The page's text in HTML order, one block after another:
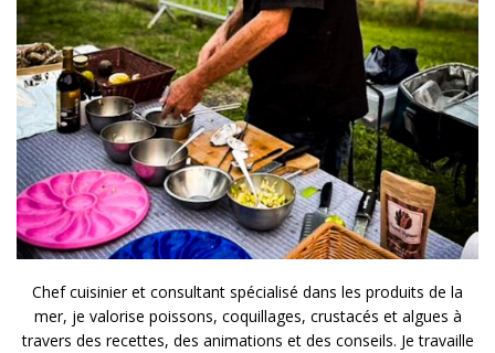
Chef cuisinier et consultant spécialisé dans les produits de la
mer, je valorise poissons, coquillages, crustacés et algues à
travers des recettes, des animations et des conseils. Je travaille